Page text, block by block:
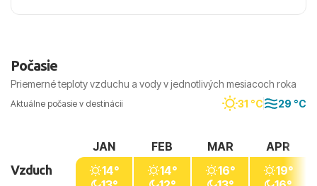
Počasie
Priemerné teploty vzduchu a vody v jednotlivých mesiacoch roka
Aktuálne počasie v destinácii 31 °C 29 °C
Vzduch
JAN
14°
FEB
14°
MAR
16°
APR
19°